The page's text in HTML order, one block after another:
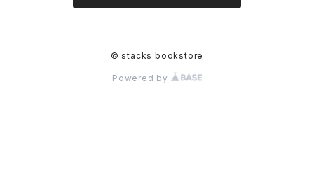
© stacks bookstore
Powered by